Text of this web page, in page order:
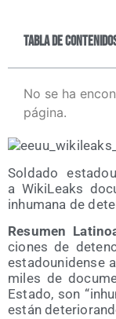
Tabla de
No se ha
página.
Sol­da­do
a Wiki­Leaks
inhu­ma­na de
Resu­men
cio­nes de
esta­dou­ni­den­se
miles de
Esta­do, son
están